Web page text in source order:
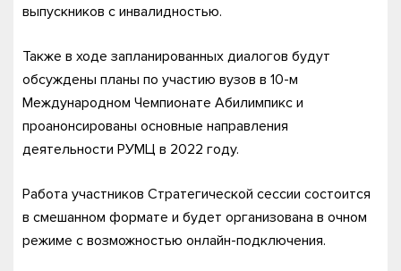
выпускников с инвалидностью.
Также в ходе запланированных диалогов будут
обсуждены планы по участию вузов в 10-м
Международном Чемпионате Абилимпикс и
проанонсированы основные направления
деятельности РУМЦ в 2022 году.
Работа участников Стратегической сессии состоится
в смешанном формате и будет организована в очном
режиме с возможностью онлайн-подключения.